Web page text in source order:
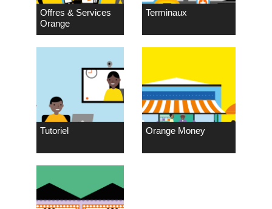
Offres & Services
Orange
Terminaux
Tutoriel Orange Money